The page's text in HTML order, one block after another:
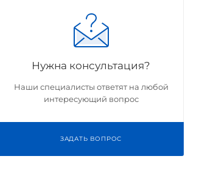
Нужна консультация?
Наши специалисты ответят на любой
интересующий вопрос
ЗАДАТЬ ВОПРОС